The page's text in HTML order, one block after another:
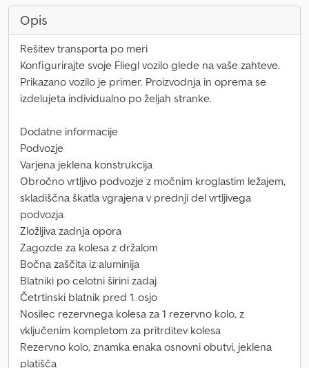
Opis
Rešitev transporta po meri
Konfigurirajte svoje Fliegl vozilo glede na vaše zahteve.
Prikazano vozilo je primer. Proizvodnja in oprema se
izdelujeta individualno po željah stranke.
Dodatne informacije
Podvozje
Varjena jeklena konstrukcija
Obročno vrtljivo podvozje z močnim kroglastim ležajem,
skladiščna škatla vgrajena v prednji del vrtljivega
podvozja
Zložljiva zadnja opora
Zagozde za kolesa z držalom
Bočna zaščita iz aluminija
Blatniki po celotni širini zadaj
Četrtinski blatnik pred 1. osjo
Nosilec rezervnega kolesa za 1 rezervno kolo, z
vključenim kompletom za pritrditev kolesa
Rezervno kolo, znamka enaka osnovni obutvi, jeklena
platišča